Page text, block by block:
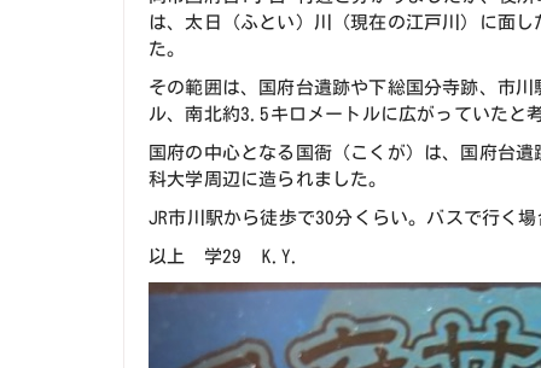
は、太日（ふとい）川（現在の江戸川）に面
た。
その範囲は、国府台遺跡や下総国分寺跡、市
ル、南北約3.5キロメートルに広がっていたと
国府の中心となる国衙（こくが）は、国府台
科大学周辺に造られました。
JR市川駅から徒歩で30分くらい。バスで行く
以上 学29 K.Y.